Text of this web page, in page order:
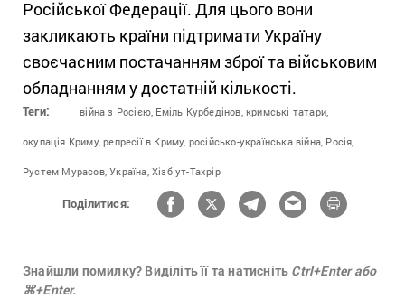
Російської Федерації. Для цього вони
закликають країни підтримати Україну
своєчасним постачанням зброї та військовим
обладнанням у достатній кількості.
Теги: війна з Росією, Еміль Курбедінов, кримські татари,
окупація Криму, репресії в Криму, російсько-українська війна, Росія,
Рустем Мурасов, Україна, Хізб ут-Тахрір
Поділитися:
Знайшли помилку? Виділіть її та натисніть Ctrl+Enter або
⌘+Enter.